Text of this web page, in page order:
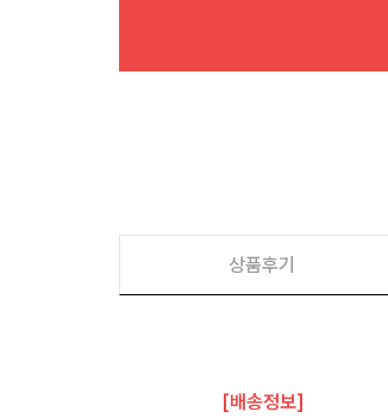
상품후기
[배송정보]